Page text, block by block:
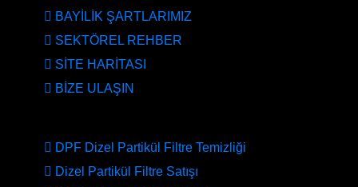
BAYİLİK ŞARTLARIMIZ
SEKTÖREL REHBER
SİTE HARİTASI
BİZE ULAŞIN
DPF Dizel Partikül Filtre Temizliği
Dizel Partikül Filtre Satışı